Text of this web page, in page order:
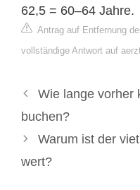
62,5 = 60–64 Jahre.
Antrag auf Entfernung
vollständige Antwort auf
Wie lange vorher
buchen?
Warum ist der
wert?